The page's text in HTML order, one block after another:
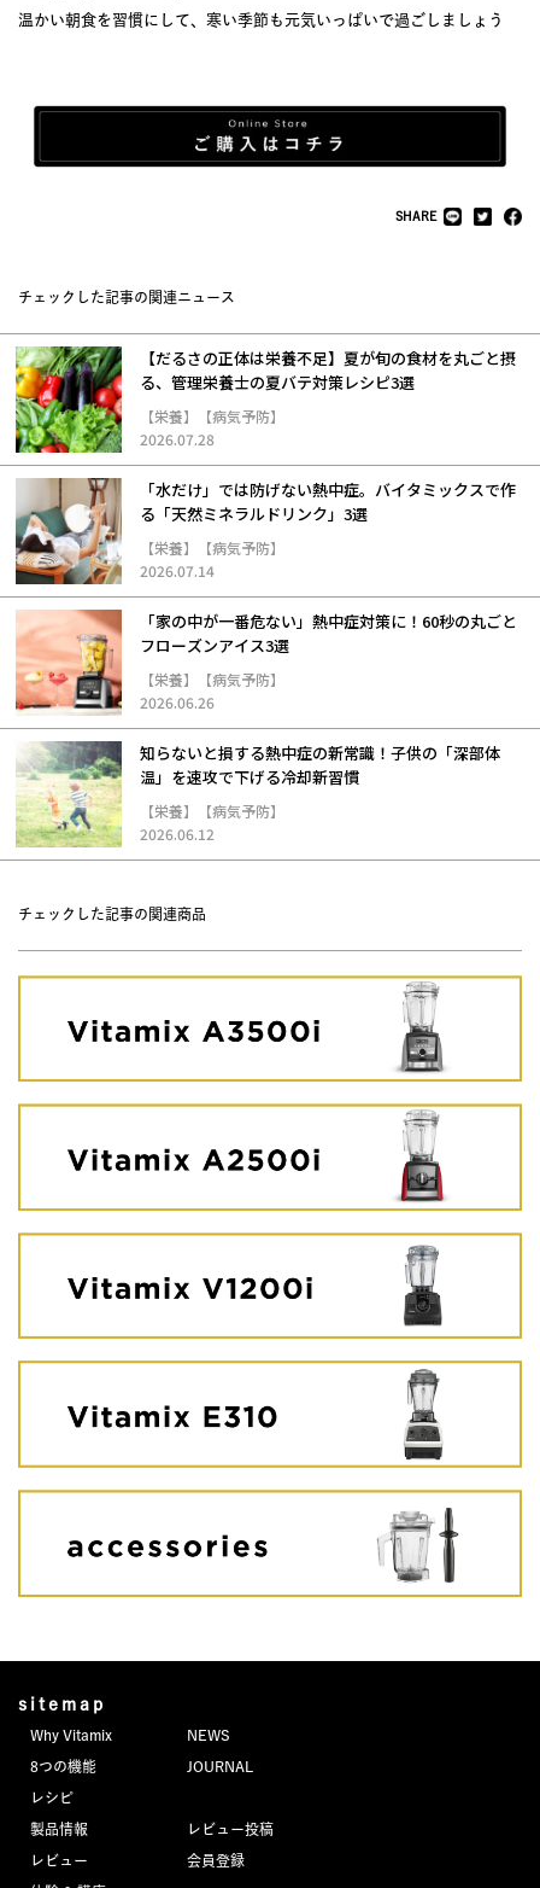
温かい朝食を習慣にして、寒い季節も元気いっぱいで過ごしましょう
SHARE
チェックした記事の関連ニュース
【だるさの正体は栄養不足】夏が旬の食材を丸ごと摂
る、管理栄養士の夏バテ対策レシピ3選
【栄養】【病気予防】
2026.07.28
「水だけ」では防げない熱中症。バイタミックスで作
る「天然ミネラルドリンク」3選
【栄養】【病気予防】
2026.07.14
「家の中が一番危ない」熱中症対策に！60秒の丸ごと
フローズンアイス3選
【栄養】【病気予防】
2026.06.26
知らないと損する熱中症の新常識！子供の「深部体
温」を速攻で下げる冷却新習慣
【栄養】【病気予防】
2026.06.12
チェックした記事の関連商品
sitemap
Why Vitamix
8つの機能
レシピ
製品情報
レビュー
NEWS
JOURNAL
レビュー投稿
会員登録